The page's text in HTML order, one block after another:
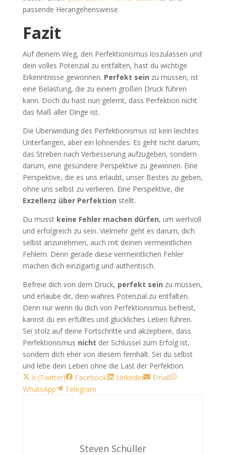
passende Herangehensweise.
Fazit
Auf deinem Weg, den Perfektionismus loszulassen und
dein volles Potenzial zu entfalten, hast du wichtige
Erkenntnisse gewonnen. Perfekt sein zu müssen, ist
eine Belastung, die zu einem großen Druck führen
kann. Doch du hast nun gelernt, dass Perfektion nicht
das Maß aller Dinge ist.
Die Überwindung des Perfektionismus ist kein leichtes
Unterfangen, aber ein lohnendes. Es geht nicht darum,
das Streben nach Verbesserung aufzugeben, sondern
darum, eine gesündere Perspektive zu gewinnen. Eine
Perspektive, die es uns erlaubt, unser Bestes zu geben,
ohne uns selbst zu verlieren. Eine Perspektive, die
Exzellenz über Perfektion stellt.
Du musst keine Fehler machen dürfen, um wertvoll
und erfolgreich zu sein. Vielmehr geht es darum, dich
selbst anzunehmen, auch mit deinen vermeintlichen
Fehlern. Denn gerade diese vermeintlichen Fehler
machen dich einzigartig und authentisch.
Befreie dich von dem Druck, perfekt sein zu müssen,
und erlaube dir, dein wahres Potenzial zu entfalten.
Denn nur wenn du dich von Perfektionismus befreist,
kannst du ein erfülltes und glückliches Leben führen.
Sei stolz auf deine Fortschritte und akzeptiere, dass
Perfektionismus nicht der Schlüssel zum Erfolg ist,
sondern dich eher von diesem fernhält. Sei du selbst
und lebe dein Leben ohne die Last der Perfektion.
Share
on
X (Twitter)
Share
on
Facebook
Share
LinkedIn
Share
Email
Share
WhatsApp
Share
Telegram
Steven Schüller